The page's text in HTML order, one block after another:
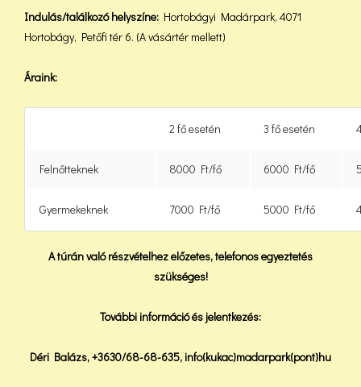
Indulás/találkozó helyszíne: Hortobágyi Madárpark, 4071
Hortobágy, Petőfi tér 6. (A vásártér mellett)
Áraink:
2 fő esetén 3 fő esetén
Felnőtteknek 8000 Ft/fő 6000 Ft/fő
Gyermekeknek 7000 Ft/fő 5000 Ft/fő
A túrán való részvételhez előzetes, telefonos egyeztetés
szükséges!
További információ és jelentkezés:
Déri Balázs, +3630/68-68-635, info(kukac)madarpark(pont)hu